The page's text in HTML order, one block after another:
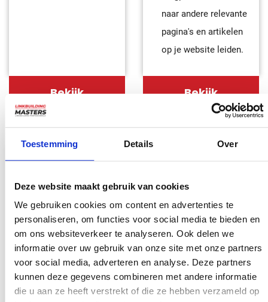
Toestemming Details Over
Deze website maakt gebruik van cookies
We gebruiken cookies om content en advertenties te
personaliseren, om functies voor social media te bieden en
om ons websiteverkeer te analyseren. Ook delen we
informatie over uw gebruik van onze site met onze partners
voor social media, adverteren en analyse. Deze partners
kunnen deze gegevens combineren met andere informatie
die u aan ze heeft verstrekt of die ze hebben verzameld op
Bekijk
product
naar andere relevante
pagina's en artikelen
op je website leiden.
Bekijk
product
On page
optimalisatie – H1,
Aanpassen van
bestaande